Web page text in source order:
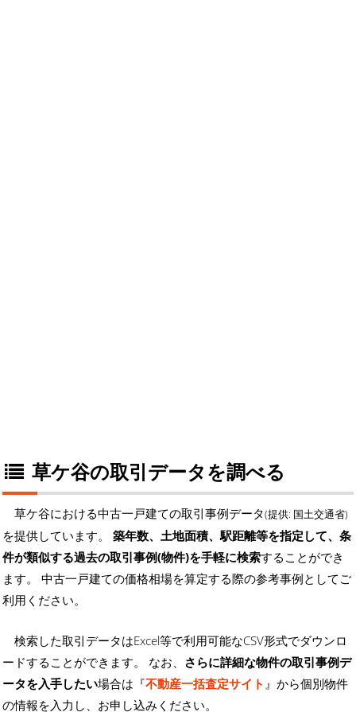
草ケ谷の取引データを調べる
草ケ谷における中古一戸建ての取引事例データ(提供: 国土交通省)
を提供しています。 築年数、土地面積、駅距離等を指定して、条
件が類似する過去の取引事例(物件)を手軽に検索することができ
ます。 中古一戸建ての価格相場を算定する際の参考事例としてご
利用ください。
検索した取引データはExcel等で利用可能なCSV形式でダウンロ
ードすることができます。 なお、 さらに詳細な物件の取引事例デ
ータを入手したい場合は『不動産一括査定サイト 』から個別物件
の情報を入力し、お申し込みください。